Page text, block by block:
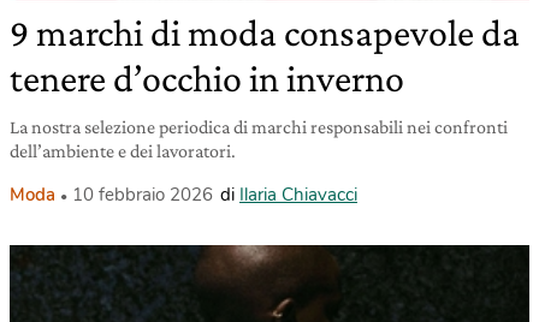
9 marchi di moda consapevole da
tenere d’occhio in inverno
La nostra selezione periodica di marchi responsabili nei confronti
dell’ambiente e dei lavoratori.
Moda 10 febbraio 2026 di Ilaria Chiavacci